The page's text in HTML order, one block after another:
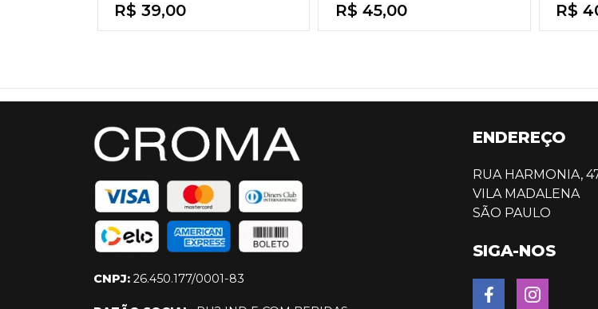
R$ 39,00 R$ 45,00 R$
CNPJ: 26.450.177/0001-83
ENDEREÇO
RUA HARMONIA,
VILA MADALENA
SÃO PAULO
SIGA-NOS